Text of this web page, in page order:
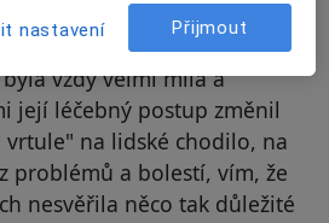
špička, ujala se mě
který pan doktor neodvedl
vždy velmi milá a
její léčebný postup změnil
na lidské chodilo, na
problémů a bolestí, vím, že
nesvěřila něco tak důležité
nastavení Přijmout